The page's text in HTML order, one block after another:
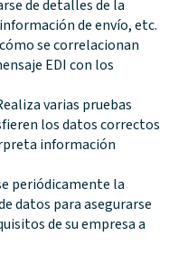
de detalles de la
de envío, etc.
se correlacionan
EDI con los
varias pruebas
los datos correctos
información
periódicamente la
datos para asegurarse
de su empresa a